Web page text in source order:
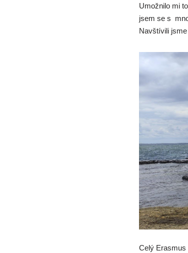
Umožnilo mi
jsem se s
Navštívili
Celý Erasmus